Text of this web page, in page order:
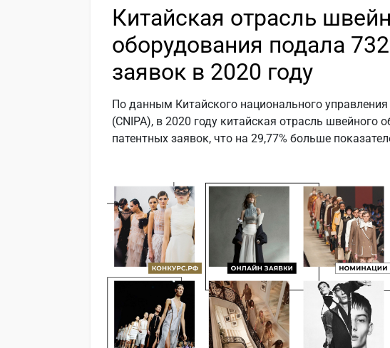
Китайская отрасль
оборудования подала
заявок в 2020 году
По данным Китайского национального управления
(CNIPA), в 2020 году китайская отрасль швейного
патентных заявок, что на 29,77% больше